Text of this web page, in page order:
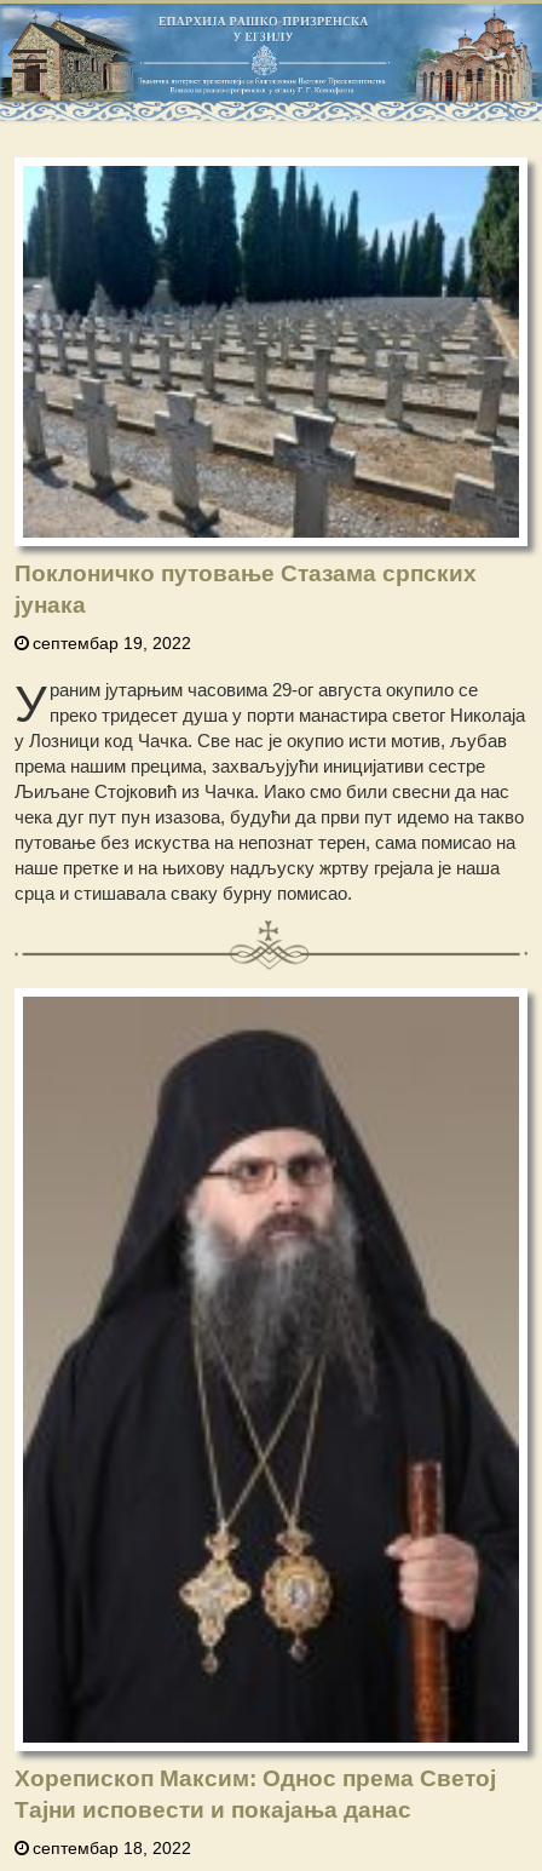
Поклоничко путовање Стазама српских
јунака
септембар 19, 2022
Ураним јутарњим часовима 29-ог августа окупило се
преко тридесет душа у порти манастира светог Николаја
у Лозници код Чачка. Све нас је окупио исти мотив, љубав
према нашим прецима, захваљујући иницијативи сестре
Љиљaне Стојковић из Чачка. Иако смо били свесни да нас
чека дуг пут пун изазова, будући да први пут идемо на такво
путовање без искуства на непознат терен, сама помисао на
наше претке и на њихову надљуску жртву грејала је наша
срца и стишавала сваку бурну помисао.
Хорепископ Максим: Однос према Светој
Тајни исповести и покајања данас
септембар 18, 2022